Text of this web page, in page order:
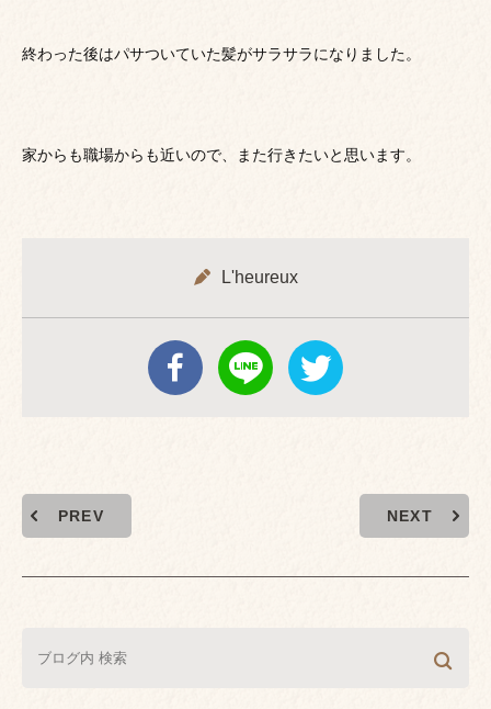
終わった後はパサついていた髪がサラサラになりました。
家からも職場からも近いので、また行きたいと思います。
L'heureux
PREV NEXT